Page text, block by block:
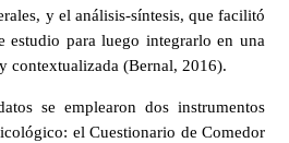
y el análisis-síntesis, que facilitó
estudio para luego integrarlo en una
contextualizada (Bernal, 2016).
se emplearon dos instrumentos
el Cuestionario de Comedor